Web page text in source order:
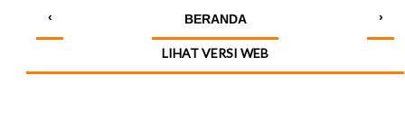
‹ ›
BERANDA
LIHAT VERSI WEB